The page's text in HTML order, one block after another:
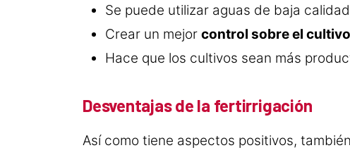
Se puede utilizar aguas de baja
Crear un mejor control sobre el
Hace que los cultivos sean más
Desventajas de la fertirrigación
Así como tiene aspectos positivos,